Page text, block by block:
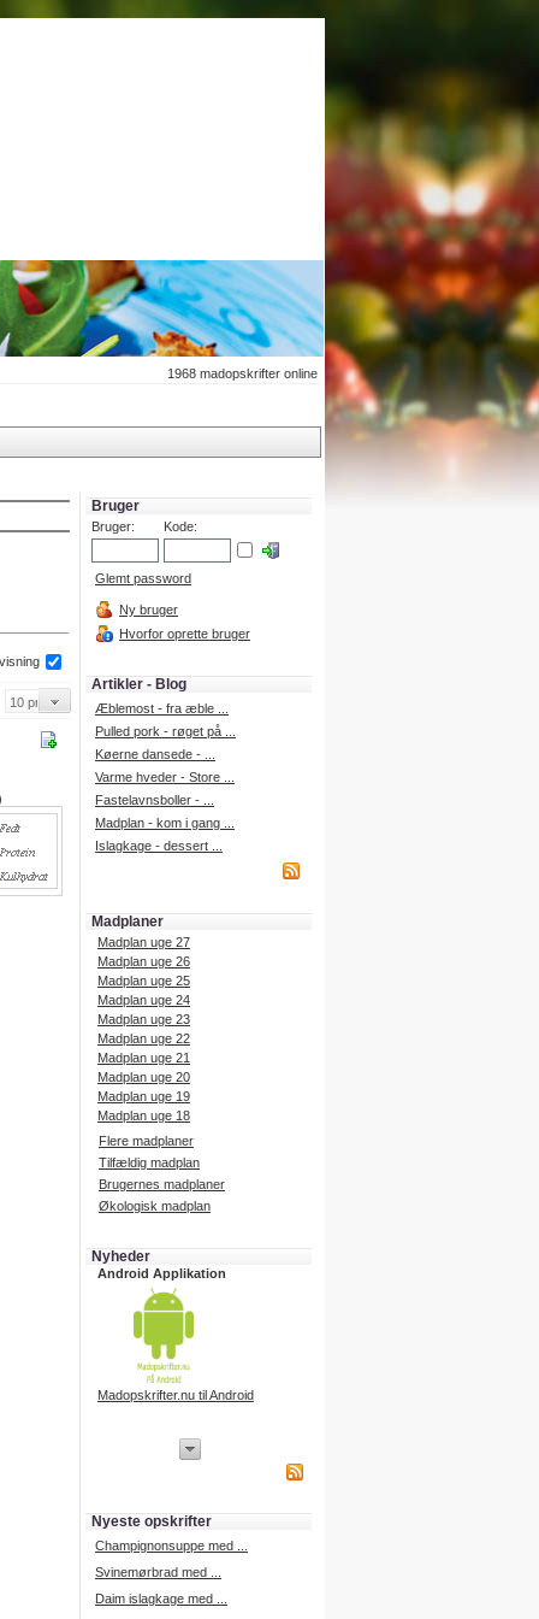
1968 madopskrifter online
Bruger
Bruger: Kode:
Glemt password
Ny bruger
Hvorfor oprette bruger
Artikler - Blog
Æblemost - fra æble ...
Pulled pork - røget på ...
Køerne dansede - ...
Varme hveder - Store ...
Fastelavnsboller - ...
Madplan - kom i gang ...
Islagkage - dessert ...
Madplaner
Madplan uge 27
Madplan uge 26
Madplan uge 25
Madplan uge 24
Madplan uge 23
Madplan uge 22
Madplan uge 21
Madplan uge 20
Madplan uge 19
Madplan uge 18
Flere madplaner
Tilfældig madplan
Brugernes madplaner
Økologisk madplan
Nyheder
Android Applikation
Madopskrifter.nu til Android
iPhone udvikling
Nyeste opskrifter
Champignonsuppe med ...
Svinemørbrad med ...
Daim islagkage med ...